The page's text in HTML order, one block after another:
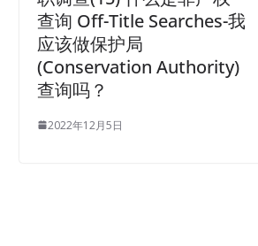
查询 Off-Title Searches-我
应该做保护局
(Conservation Authority)
查询吗？
2022年12月5日